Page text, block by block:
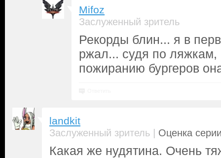
Mifoz
Заслуженный зритель
Рекорды блин... я в
ржал... судя по ляжкам,
пожиранию бургеров
landkit
Заслуженный зритель | Оценка
Какая же нудятина. Очень